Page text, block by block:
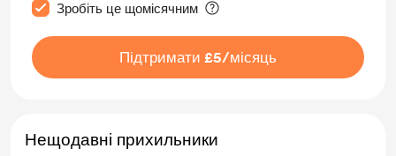
Зробіть це щомісячним
Підтримати £5/місяць
Нещодавні прихильники